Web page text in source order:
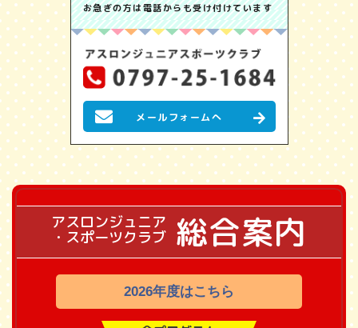
お急ぎの方は電話からも受け付けています
メールフォームへ
アスロンジュニア
・スポーツクラブ 総合案内
2026年度はこちら